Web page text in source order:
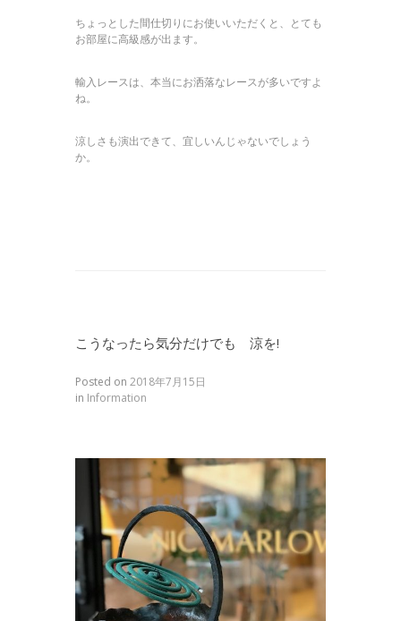
ちょっとした間仕切りにお使いいただくと、とても
お部屋に高級感が出ます。
輸入レースは、本当にお洒落なレースが多いですよ
ね。
涼しさも演出できて、宜しいんじゃないでしょう
か。
こうなったら気分だけでも 涼を!
Posted on 2018年7月15日
in Information